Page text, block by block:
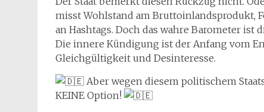
misst Wohlstand am Bruttoinlandsprodukt,
an Hashtags. Doch das wahre Barometer ist
Die innere Kündigung ist der Anfang vom
Gleichgültigkeit und Desinteresse.
Aber wegen diesem politischem
KEINE Option!